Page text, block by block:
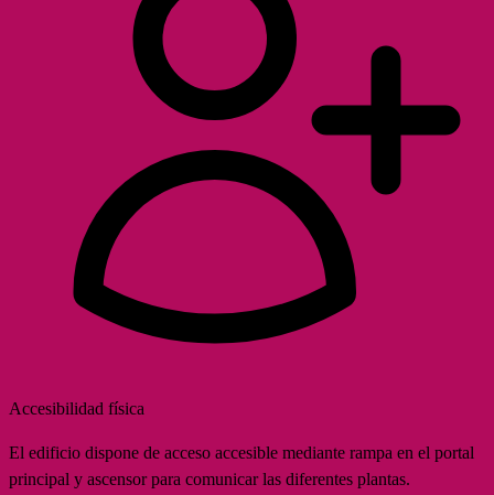
Accesibilidad física
El edificio dispone de acceso accesible mediante rampa en el portal
principal y ascensor para comunicar las diferentes plantas.